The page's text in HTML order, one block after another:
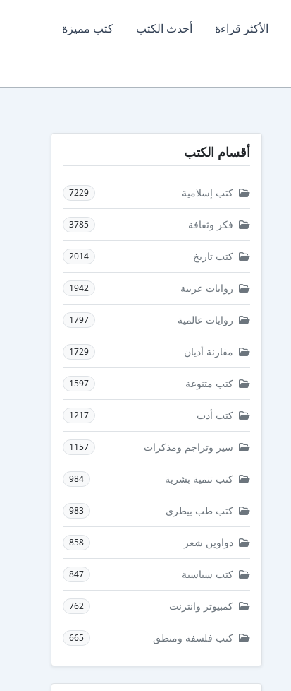
الأكثر قراءة أحدث الكتب كتب مميزة
أقسام الكتب
كتب إسلامية 7229
فكر وثقافة 3785
كتب تاريخ 2014
روايات عربية 1942
روايات عالمية 1797
مقارنة أديان 1729
كتب متنوعة 1597
كتب أدب 1217
سير وتراجم ومذكرات 1157
كتب تنمية بشرية 984
كتب طب بيطرى 983
دواوين شعر 858
كتب سياسية 847
كمبيوتر وانترنت 762
كتب فلسفة ومنطق 665